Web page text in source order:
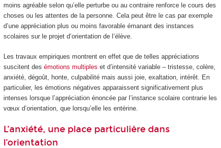
moins agréable selon qu’elle perturbe ou au contraire renforce le cours des
choses ou les attentes de la personne. Cela peut être le cas par exemple
d’une appréciation plus ou moins favorable émanant des instances
scolaires sur le projet d’orientation de l’élève.
Les travaux empiriques montrent en effet que de telles appréciations
suscitent des émotions multiples et d’intensité variable – tristesse, colère,
anxiété, dégoût, honte, culpabilité mais aussi joie, exaltation, intérêt. En
particulier, les émotions négatives apparaissent significativement plus
intenses lorsque l’appréciation énoncée par l’instance scolaire contrarie les
vœux d’orientation, que lorsqu’elle les entérine.
L’anxiété, une place particulière dans
l’orientation